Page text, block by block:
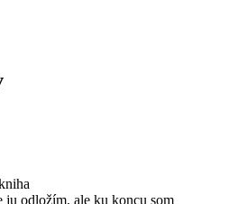
ju odložím, ale ku koncu som